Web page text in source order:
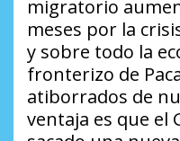
migratorio
meses por la
y sobre todo la
fronterizo de
atiborrados de
ventaja es que el